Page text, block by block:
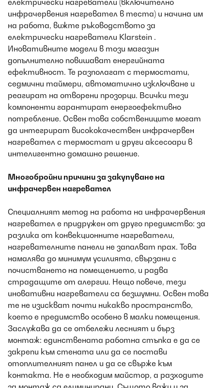
електрически нагреватели (включително
инфрачервения нагревател в теста) и начина им
на работа, вижте ръководството за
електрически нагреватели Klarstein .
Иновативните модели в този магазин
допълнително повишават енергийната
ефективност. Те разполагат с термостати,
седмични таймери, автоматично изключване и
реагират на отворени прозорци. Всички тези
компоненти гарантират енергоефективно
потребление. Освен това собствениците могат
да интегрират висококачествен инфрачервен
нагревател с термостат и други аксесоари в
интелигентно домашно решение.
Многобройни причини за закупуване на
инфрачервен нагревател
Специалният метод на работа на инфрачервения
нагревател е придружен от друго предимство: за
разлика от конвекционните нагреватели,
нагревателните панели не запалват прах. Това
намалява до минимум усилията, свързани с
почистването на помещението, и радва
страдащите от алергии. Нещо повече, тези
иновативни нагреватели са безшумни. Освен това
те не изискват почти никакво пространство,
което е предимство особено в малки помещения.
Заслужава да се отбележи лесният и бърз
монтаж: единствената работна стъпка е да се
закрепи към стената или да се постави
отоплителният панел и да се свърже към
контакта. Не е необходим майстор, а разходите